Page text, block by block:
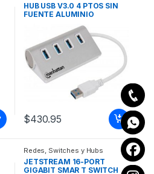
HUB USB V3.0 4 PTOS SIN
FUENTE ALUMINIO
$430.95
Redes, Switches y Hubs
JETSTREAM 16-PORT
GIGABIT SMAR T SWITCH